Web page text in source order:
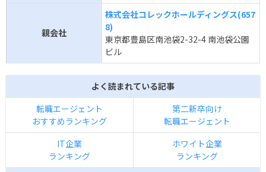
親会社
株式会社コレックホールディングス(657
8)
東京都豊島区南池袋2-32-4 南池袋公園
ビル
よく読まれている記事
転職エージェント
おすすめランキング
第二新卒向け
転職エージェント
IT企業
ランキング
ホワイト企業
ランキング